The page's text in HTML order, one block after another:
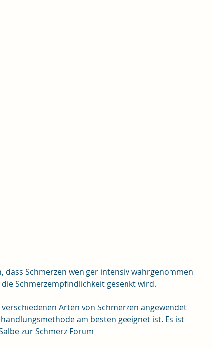
Schmerzempfindlichkeit gesenkt wird.
verschiedenen Arten von Schmerzen angewendet
am besten geeignet ist. Es ist
zur Schmerz Forum